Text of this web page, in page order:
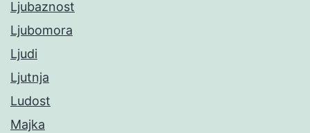
Ljubaznost
Ljubomora
Ljudi
Ljutnja
Ludost
Majka